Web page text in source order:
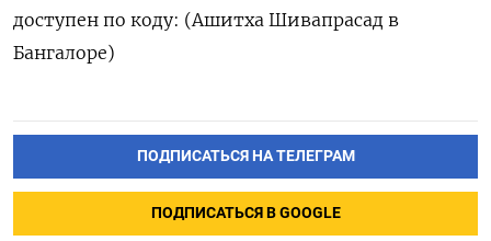
доступен по коду: (Ашитха Шивапрасад в
Бангалоре)
ПОДПИСАТЬСЯ НА ТЕЛЕГРАМ
ПОДПИСАТЬСЯ В GOOGLE